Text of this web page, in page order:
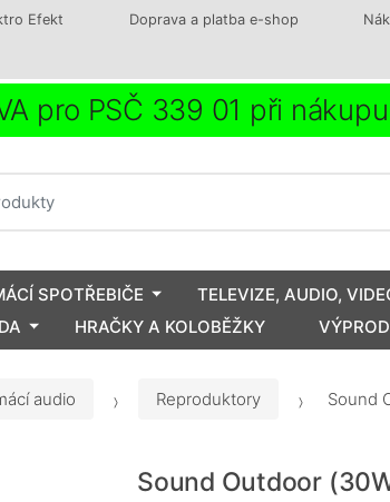
Efekt Doprava a platba e-shop
pro PSČ 339 01 při
SPOTŘEBIČE TELEVIZE, AUDIO,
HRAČKY A KOLOBĚŽKY
audio Reproduktory Sound
Sound Outdoor